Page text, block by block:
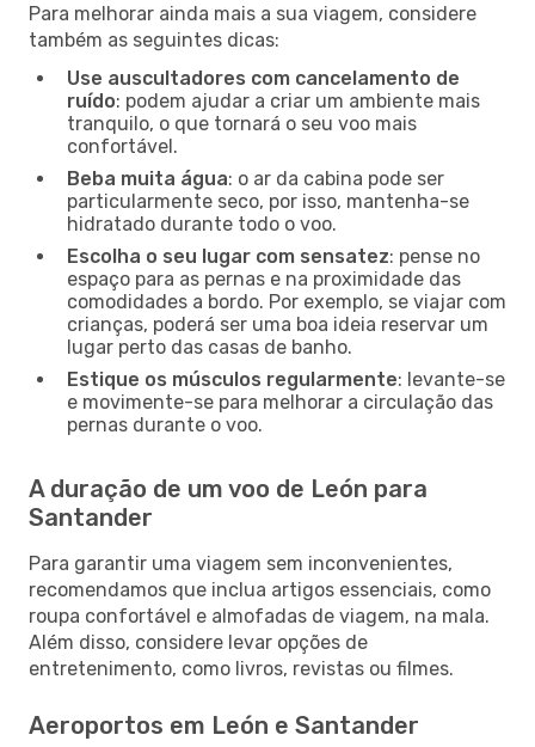
Para melhorar ainda mais a sua viagem, considere
também as seguintes dicas:
Use auscultadores com cancelamento de
ruído: podem ajudar a criar um ambiente mais
tranquilo, o que tornará o seu voo mais
confortável.
Beba muita água: o ar da cabina pode ser
particularmente seco, por isso, mantenha-se
hidratado durante todo o voo.
Escolha o seu lugar com sensatez: pense no
espaço para as pernas e na proximidade das
comodidades a bordo. Por exemplo, se viajar com
crianças, poderá ser uma boa ideia reservar um
lugar perto das casas de banho.
Estique os músculos regularmente: levante-se
e movimente-se para melhorar a circulação das
pernas durante o voo.
A duração de um voo de León para
Santander
Para garantir uma viagem sem inconvenientes,
recomendamos que inclua artigos essenciais, como
roupa confortável e almofadas de viagem, na mala.
Além disso, considere levar opções de
entretenimento, como livros, revistas ou filmes.
Aeroportos em León e Santander